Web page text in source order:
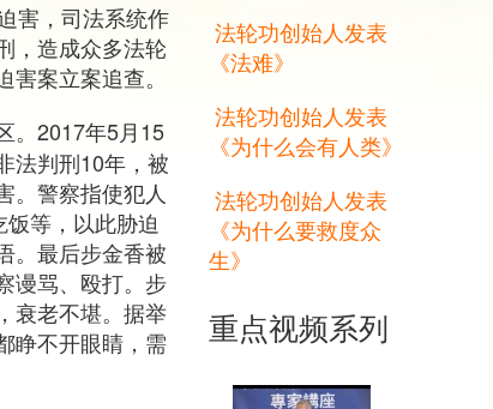
害，司法系统作
，造成众多法轮
案立案追查。
。2017年5月15
法判刑10年，被
。警察指使犯人
等，以此胁迫
。最后步金香被
谩骂、殴打。步
衰老不堪。据举
睁不开眼睛，需
法轮功创始人发表
《法难》
法轮功创始人发表
《为什么会有人类》
法轮功创始人发表
《为什么要救度众
生》
重点视频系列